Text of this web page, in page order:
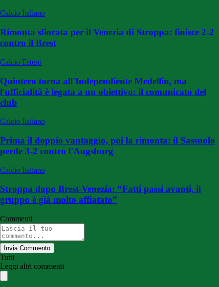
Calcio Italiano
Rimonta sfiorata per il Venezia di Stroppa: finisce 2-2
contro il Brest
Calcio Estero
Quintero torna all'Independiente Medellin, ma
l'ufficialità è legata a un obiettivo: il comunicato del
club
Calcio Italiano
Prima il doppio vantaggio, poi la rimonta: il Sassuolo
perde 3-2 contro l'Augsburg
Calcio Italiano
Stroppa dopo Brest-Venezia: “Fatti passi avanti, il
gruppo è già molto affiatato”
Commenti
Invia Commento
Tutti
Leggi altri commenti